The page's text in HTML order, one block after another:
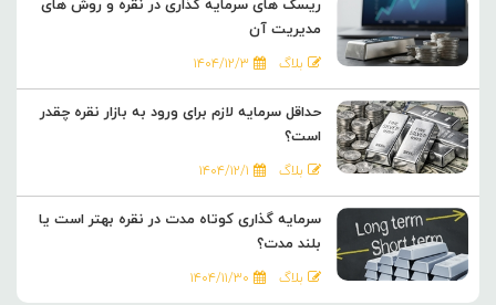
ریسک های سرمایه گذاری در نقره و روش های
مدیریت آن
بلاگ ۱۴۰۴/۱۲/۳
حداقل سرمایه لازم برای ورود به بازار نقره چقدر
است؟
بلاگ ۱۴۰۴/۱۲/۱
سرمایه گذاری کوتاه مدت در نقره بهتر است یا
بلند مدت؟
بلاگ ۱۴۰۴/۱۱/۳۰